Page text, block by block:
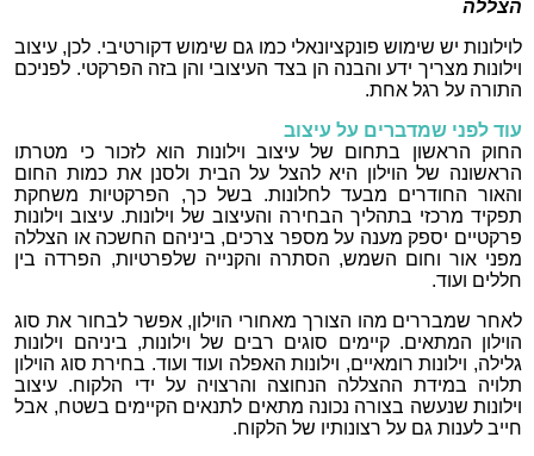
הצללה
לוילונות יש שימוש פונקציונאלי כמו גם שימוש דקורטיבי. לכן, עיצוב
וילונות מצריך ידע והבנה הן בצד העיצובי והן בזה הפרקטי. לפניכם
התורה על רגל אחת.
עוד לפני שמדברים על עיצוב
החוק הראשון בתחום של עיצוב וילונות הוא לזכור כי מטרתו
הראשונה של הוילון היא להצל על הבית ולסנן את כמות החום
והאור החודרים מבעד לחלונות. בשל כך, הפרקטיות משחקת
תפקיד מרכזי בתהליך הבחירה והעיצוב של וילונות. עיצוב וילונות
פרקטיים יספק מענה על מספר צרכים, ביניהם החשכה או הצללה
מפני אור וחום השמש, הסתרה והקנייה שלפרטיות, הפרדה בין
חללים ועוד.
לאחר שמבררים מהו הצורך מאחורי הוילון, אפשר לבחור את סוג
הוילון המתאים. קיימים סוגים רבים של וילונות, ביניהם וילונות
גלילה, וילונות רומאיים, וילונות האפלה ועוד ועוד. בחירת סוג הוילון
תלויה במידת ההצללה הנחוצה והרצויה על ידי הלקוח. עיצוב
וילונות שנעשה בצורה נכונה מתאים לתנאים הקיימים בשטח, אבל
חייב לענות גם על רצונותיו של הלקוח.